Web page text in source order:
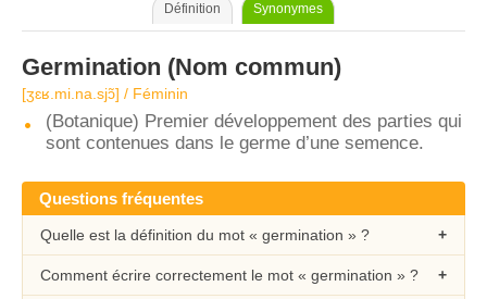
Définition Synonymes
Germination (Nom commun)
[ʒɛʁ.mi.na.sjɔ̃] / Féminin
(Botanique) Premier développement des parties qui
sont contenues dans le germe d’une semence.
Questions fréquentes
Quelle est la définition du mot « germination » ?
Comment écrire correctement le mot « germination » ?